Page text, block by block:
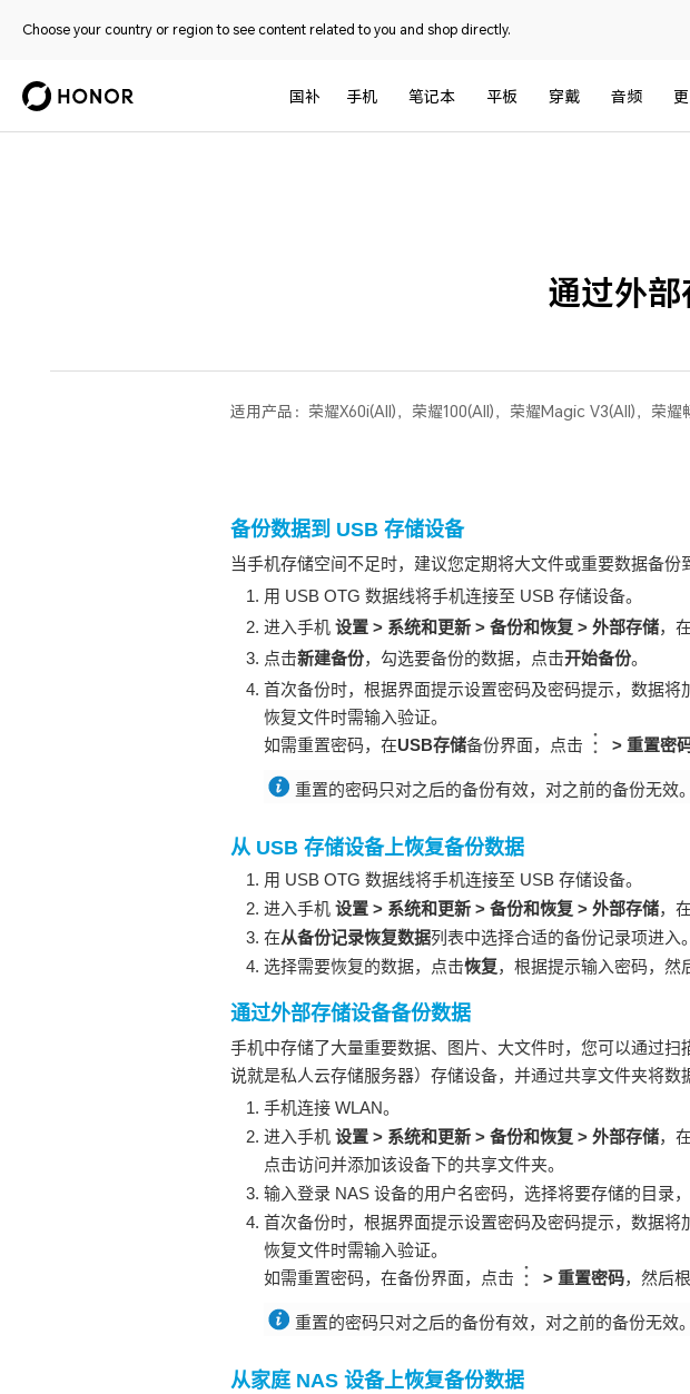
Choose your country or region to see content related to you and shop directly.
国补 手机 笔记本 平板 穿戴 音频
通过外
适用产品：
备份数据到 USB 存储设备
当手机存储空间不足时，建议您定期将大文件或重要数据备份
用 USB OTG 数据线将手机连接至 USB 存储设备。
进入手机 设置> 系统和更新> 备份和恢复> 外部存储，在
点击新建备份，勾选要备份的数据，点击开始备份。
首次备份时，根据界面提示设置密码及密码提示，数据
恢复文件时需输入验证。
如需重置密码，在USB存储备份界面，点击 > 重置密
重置的密码只对之后的备份有效，对之前的备份无效。
从 USB 存储设备上恢复备份数据
用 USB OTG 数据线将手机连接至 USB 存储设备。
进入手机 设置> 系统和更新> 备份和恢复> 外部存储，在
在从备份记录恢复数据列表中选择合适的备份记录项进入。
选择需要恢复的数据，点击恢复，根据提示输入密码，然
通过外部存储设备备份数据
手机中存储了大量重要数据、图片、大文件时，您可以通过
说就是私人云存储服务器）存储设备，并通过共享文件夹将数
手机连接 WLAN。
进入手机 设置> 系统和更新> 备份和恢复> 外部存储，在
点击访问并添加该设备下的共享文件夹。
输入登录 NAS 设备的用户名密码，选择将要存储的目录
首次备份时，根据界面提示设置密码及密码提示，数据
恢复文件时需输入验证。
如需重置密码，在备份界面，点击
> 重置密码，然后
重置的密码只对之后的备份有效，对之前的备份无效。
从家庭 NAS 设备上恢复备份数据